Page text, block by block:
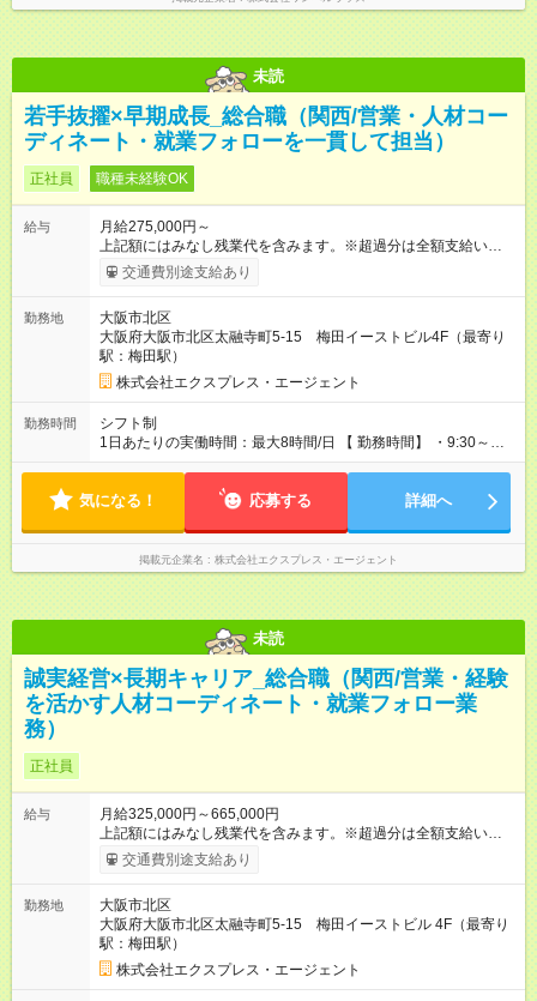
未読
若手抜擢×早期成長_総合職（関西/営業・人材コー
ディネート・就業フォローを一貫して担当）
正社員 職種未経験OK
給与
月給275,000円～
上記額にはみなし残業代を含みます。※超過分は全額支給いたし
ます。 みなし残業代 43,000円／月 みなし残業時間 25.45時間／
月 ※交通費別途支給（上限あり） ▼給与内訳 ・基本給
25.45ｈ相当） ・固定深夜労働手当（5,000円／14.79h相当） 含
む ※固定時間外超過分は別途支給 （時間外の実績は21日168ｈ
を超えての場合10ｈ前後） ▼昇給・賞与 ・昇給：年1回（6月）
・賞与：年2回（6月・12月） ※業績と査定により支給あり （前
年度実績約1～2カ月分程度） ▼このポジションの特徴 ・安定し
たスタート給与 ・段階的な昇給・昇格 ・継続的な成長が評価さ
れる環境 【試用期間】試用期間あり 試用期間の長さ：6ヶ月 雇
交通費別途支給あり
勤務地
大阪市北区
大阪府大阪市北区太融寺町5-15 梅田イーストビル4F（最寄り
駅：梅田駅）
株式会社エクスプレス・エージェント
勤務時間
シフト制
1日あたりの実働時間：最大8時間/日 【 勤務時間】 ・9:30～
18:30 ・10:00～19:00 (休憩時間 1時間00分) ※上記いずれかの
業務開始時間のシフトがあります。 ▼働き方 ・残業：月平均10
気になる！ 応募する 詳細へ
掲載元企業名 株式会社エクスプレス・エージェント
未読
誠実経営×長期キャリア_総合職（関西/営業・経験
を活かす人材コーディネート・就業フォロー業
務）
正社員
給与
月給325,000円～665,000円
上記額にはみなし残業代を含みます。※超過分は全額支給いたし
ます。 みなし残業代 43,000円／月 みなし残業時間 25.45時間／
月 ▼給与内訳（未経験例） ・基本給（227,000円／168ｈ相
深夜労働手当（5,000円／14.79h相当） 含む ※固定時間外超過
分は別途支給 （時間外の実績は21日168ｈを超えての場合10ｈ
前後） ▼昇給・賞与 ・昇給：年1回（6月） ・賞与：年2回（6
月・12月） ※業績と査定により支給あり （前年度実績約1～2カ
月分程度） ▼このポジションの特徴 当社の給与は、短期的なイ
交通費別途支給あり
勤務地
大阪市北区
大阪府大阪市北区太融寺町5-15 梅田イーストビル 4F（最寄り
駅：梅田駅）
株式会社エクスプレス・エージェント